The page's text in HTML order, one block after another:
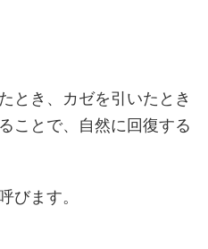
とき、カゼを引いたとき
ことで、自然に回復する
びます。